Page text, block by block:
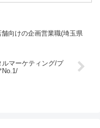
向けの企画営業職(埼玉県
マーケティング/プ
No.1/